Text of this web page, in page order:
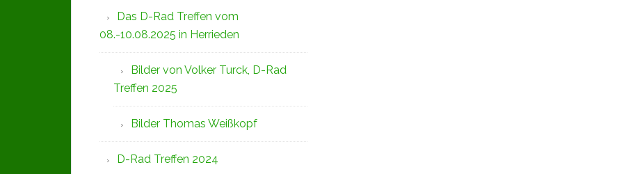
Das D-Rad Treffen vom
08.-10.08.2025 in Herrieden
Bilder von Volker Turck, D-Rad
Treffen 2025
Bilder Thomas Weißkopf
D-Rad Treffen 2024